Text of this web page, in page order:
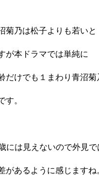
菊乃は松子よりも若いと
が本ドラマでは単純に
だけでも１まわり青沼菊
す。
には見えないので外見で
があるように感じますね